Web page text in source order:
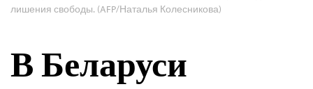
лишения свободы. (AFP/Наталья Колесникова)
В Беларуси